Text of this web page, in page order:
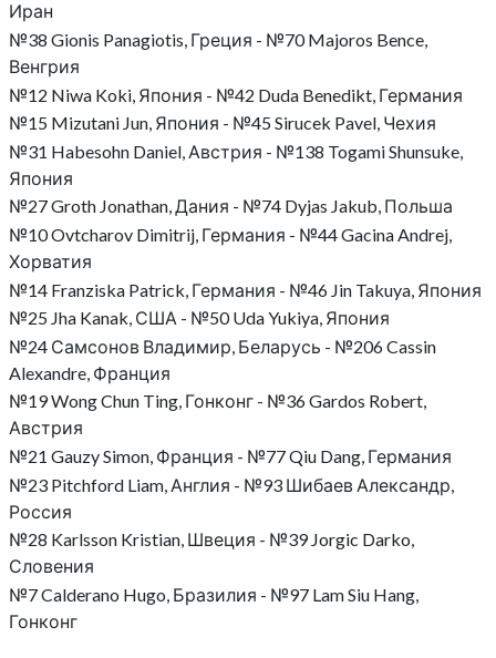
Иран
№38 Gionis Panagiotis, Греция - №70 Majoros Bence,
Венгрия
№12 Niwa Koki, Япония - №42 Duda Benedikt, Германия
№15 Mizutani Jun, Япония - №45 Sirucek Pavel, Чехия
№31 Habesohn Daniel, Австрия - №138 Togami Shunsuke,
Япония
№27 Groth Jonathan, Дания - №74 Dyjas Jakub, Польша
№10 Ovtcharov Dimitrij, Германия - №44 Gacina Andrej,
Хорватия
№14 Franziska Patrick, Германия - №46 Jin Takuya, Япония
№25 Jha Kanak, США - №50 Uda Yukiya, Япония
№24 Самсонов Владимир, Беларусь - №206 Cassin
Alexandre, Франция
№19 Wong Chun Ting, Гонконг - №36 Gardos Robert,
Австрия
№21 Gauzy Simon, Франция - №77 Qiu Dang, Германия
№23 Pitchford Liam, Англия - №93 Шибаев Александр,
Россия
№28 Karlsson Kristian, Швеция - №39 Jorgic Darko,
Словения
№7 Calderano Hugo, Бразилия - №97 Lam Siu Hang,
Гонконг